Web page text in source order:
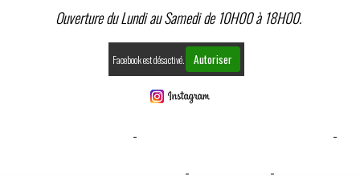
Ouverture du Lundi au Samedi de 10H00 à 18H00.
Facebook est désactivé. Autoriser